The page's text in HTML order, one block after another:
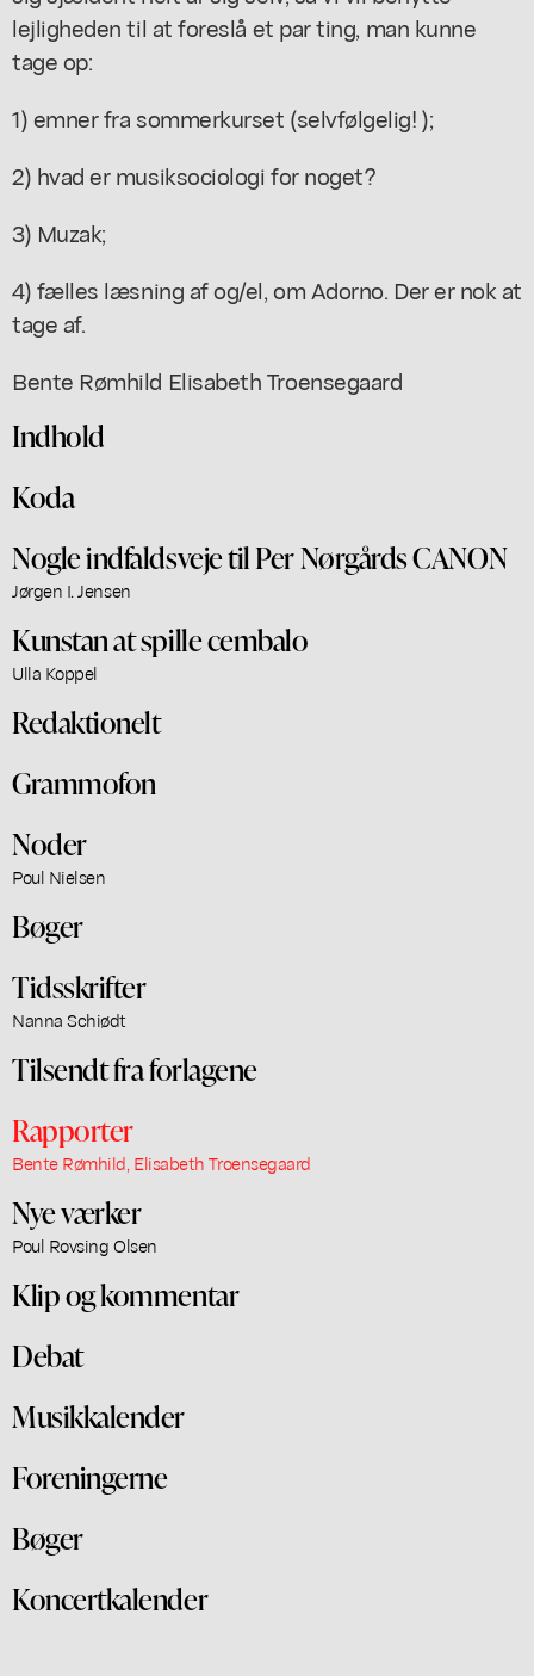
lejligheden til at foreslå et par ting, man kunne
tage op:
1) emner fra sommerkurset (selvfølgelig! );
2) hvad er musiksociologi for noget?
3) Muzak;
4) fælles læsning af og/el, om Adorno. Der er nok at
tage af.
Bente Rømhild Elisabeth Troensegaard
Indhold
Koda
Nogle indfaldsveje til Per Nørgårds CANON
Jørgen I. Jensen
Kunstan at spille cembalo
Ulla Koppel
Redaktionelt
Grammofon
Noder
Poul Nielsen
Bøger
Tidsskrifter
Nanna Schiødt
Tilsendt fra forlagene
Rapporter
Bente Rømhild, Elisabeth Troensegaard
Nye værker
Poul Rovsing Olsen
Klip og kommentar
Debat
Musikkalender
Foreningerne
Bøger
Koncertkalender